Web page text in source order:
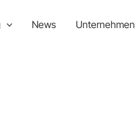
News Unternehmen